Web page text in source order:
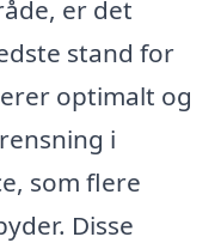
er det
stand for
optimalt og
i
som flere
Disse